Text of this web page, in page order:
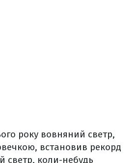
року вовняний светр,
встановив рекорд
светр, коли-небудь